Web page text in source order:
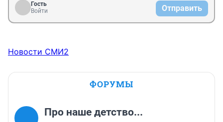
Гость
Войти
Отправить
Новости СМИ2
ФОРУМЫ
Про наше детство...